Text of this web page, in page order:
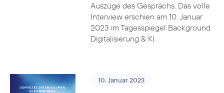
Auszüge des Gesprächs. Das volle
Interview erschien am 10. Januar
2023 im Tagesspiegel Background
Digitalisierung & KI.
10. Januar 2023